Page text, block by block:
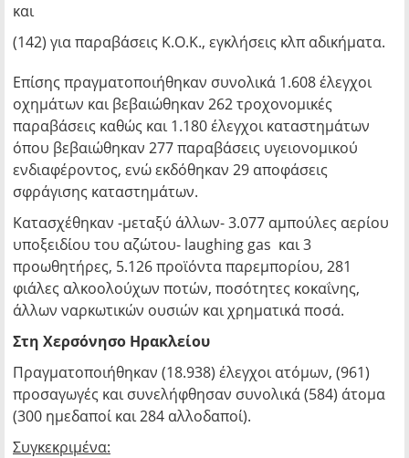
και
(142) για παραβάσεις Κ.Ο.Κ., εγκλήσεις κλπ αδικήματα.
Επίσης πραγματοποιήθηκαν συνολικά 1.608 έλεγχοι
οχημάτων και βεβαιώθηκαν 262 τροχονομικές
παραβάσεις καθώς και 1.180 έλεγχοι καταστημάτων
όπου βεβαιώθηκαν 277 παραβάσεις υγειονομικού
ενδιαφέροντος, ενώ εκδόθηκαν 29 αποφάσεις
σφράγισης καταστημάτων.
Κατασχέθηκαν -μεταξύ άλλων- 3.077 αμπούλες αερίου
υποξειδίου του αζώτου- laughing gas και 3
προωθητήρες, 5.126 προϊόντα παρεμπορίου, 281
φιάλες αλκοολούχων ποτών, ποσότητες κοκαΐνης,
άλλων ναρκωτικών ουσιών και χρηματικά ποσά.
Στη Χερσόνησο Ηρακλείου
Πραγματοποιήθηκαν (18.938) έλεγχοι ατόμων, (961)
προσαγωγές και συνελήφθησαν συνολικά (584) άτομα
(300 ημεδαποί και 284 αλλοδαποί).
Συγκεκριμένα: